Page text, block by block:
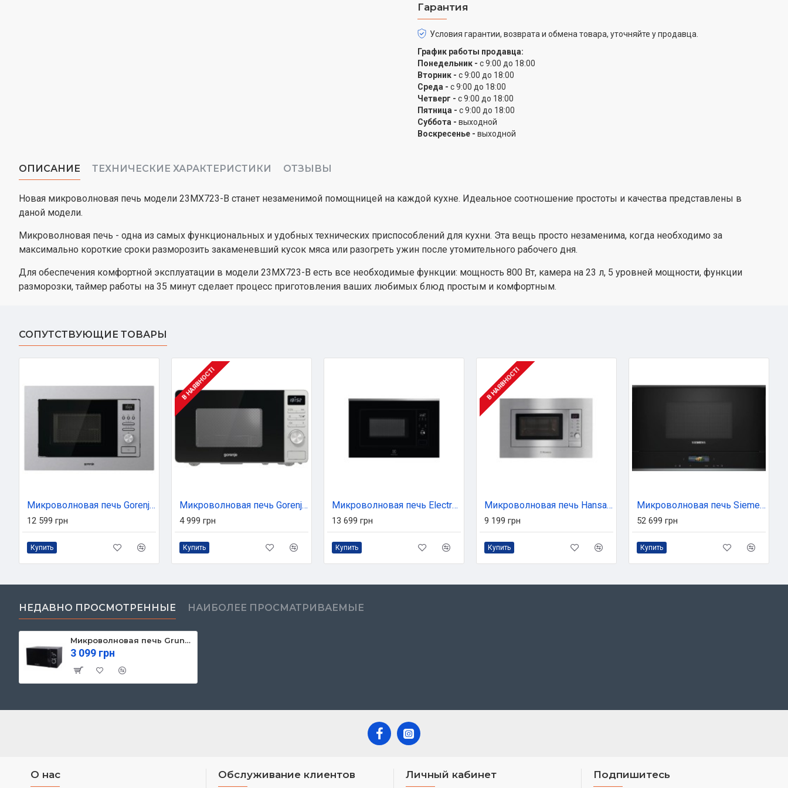
Гарантия
Условия гарантии, возврата и обмена товара, уточняйте у продавца.
График работы продавца:
Понедельник - с 9:00 до 18:00
Вторник - с 9:00 до 18:00
Среда - с 9:00 до 18:00
Четверг - с 9:00 до 18:00
Пятница - с 9:00 до 18:00
Суббота - выходной
Воскресенье - выходной
ОПИСАНИЕ ТЕХНИЧЕСКИЕ ХАРАКТЕРИСТИКИ ОТЗЫВЫ
Новая микроволновая печь модели 23MX723-B станет незаменимой помощницей на каждой кухне. Идеальное соотношение простоты и качества представлены в
даной модели.
Микроволновая печь - одна из самых функциональных и удобных технических приспособлений для кухни. Эта вещь просто незаменима, когда необходимо за
максимально короткие сроки разморозить закаменевший кусок мяса или разогреть ужин после утомительного рабочего дня.
Для обеспечения комфортной эксплуатации в модели 23MX723-B есть все необходимые функции: мощность 800 Вт, камера на 23 л, 5 уровней мощности, функции
разморозки, таймер работы на 35 минут сделает процесс приготовления ваших любимых блюд простым и комфортным.
СОПУТСТВУЮЩИЕ ТОВАРЫ
Микроволновая печь Gorenje BM201AG1X
12 599 грн
Купить
В НАЯВНОСТІ
Микроволновая печь Gorenje MO23A4X
4 999 грн
Купить
Микроволновая печь Electrolux LMS2173EMX
13 699 грн
Купить
В НАЯВНОСТІ
Микроволновая печь Hansa AMG20IFH
9 199 грн
Купить
Микроволновая печь Siemens BE732L1B1
52 699 грн
Купить
НЕДАВНО ПРОСМОТРЕННЫЕ НАИБОЛЕЕ ПРОСМАТРИВАЕМЫЕ
Микроволновая печь Grunhelm 23MX723-B
3 099 грн
О нас Обслуживание клиентов Личный кабинет Подпишитесь